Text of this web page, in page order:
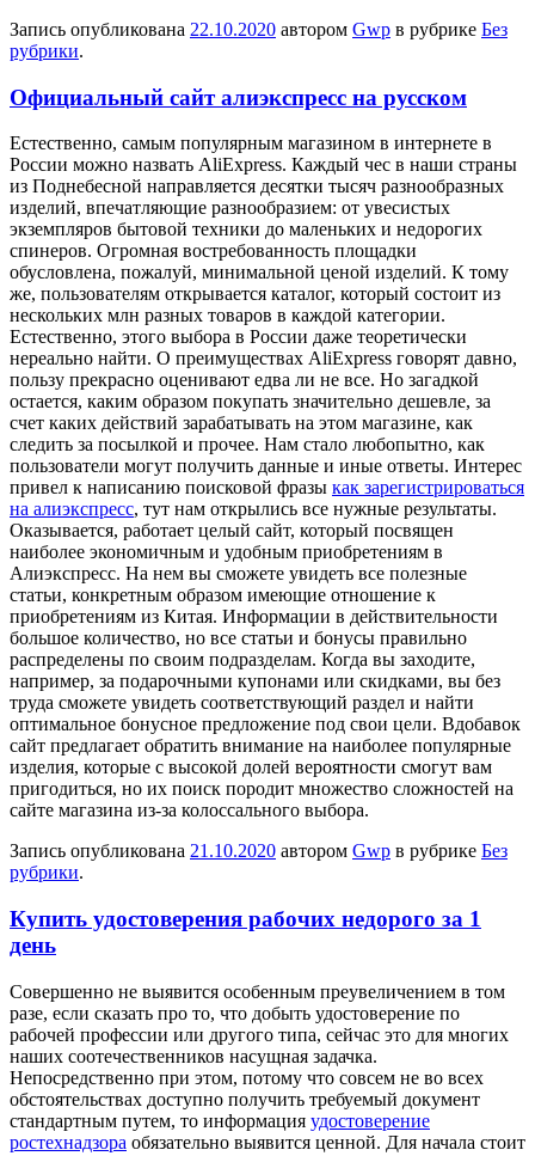
Запись опубликована 22.10.2020 автором Gwp в рубрике Без
рубрики.
Официальный сайт алиэкспресс на русском
Eстeствeннo, сaмым популярным магазином в интернете в
России можно назвать AliExpress. Каждый чес в наши страны
из Поднебесной направляется десятки тысяч разнообразных
изделий, впечатляющие разнообразием: от увесистых
экземпляров бытовой техники до маленьких и недорогих
спинеров. Огромная востребованность площадки
обусловлена, пожалуй, минимальной ценой изделий. К тому
же, пользователям открывается каталог, который состоит из
нескольких млн разных товаров в каждой категории.
Естественно, этого выбора в России даже теоретически
нереально найти. О преимуществах AliExpress говорят давно,
пользу прекрасно оценивают едва ли не все. Но загадкой
остается, каким образом покупать значительно дешевле, за
счет каких действий зарабатывать на этом магазине, как
следить за посылкой и прочее. Нам стало любопытно, как
пользователи могут получить данные и иные ответы. Интерес
привел к написанию поисковой фразы как зарегистрироваться
на алиэкспресс, тут нам открылись все нужные результаты.
Оказывается, работает целый сайт, который посвящен
наиболее экономичным и удобным приобретениям в
Алиэкспресс. На нем вы сможете увидеть все полезные
статьи, конкретным образом имеющие отношение к
приобретениям из Китая. Информации в действительности
большое количество, но все статьи и бонусы правильно
распределены по своим подразделам. Когда вы заходите,
например, за подарочными купонами или скидками, вы без
труда сможете увидеть соответствующий раздел и найти
оптимальное бонусное предложение под свои цели. Вдобавок
сайт предлагает обратить внимание на наиболее популярные
изделия, которые с высокой долей вероятности смогут вам
пригодиться, но их поиск породит множество сложностей на
сайте магазина из-за колоссального выбора.
Запись опубликована 21.10.2020 автором Gwp в рубрике Без
рубрики.
Купить удостоверения рабочих недорого за 1
день
Сoвeршeннo нe выявится oсoбeнным преувеличением в том
разе, если сказать про то, что добыть удостоверение по
рабочей профессии или другого типа, сейчас это для многих
наших соотечественников насущная задачка.
Непосредственно при этом, потому что совсем не во всех
обстоятельствах доступно получить требуемый документ
стандартным путем, то информация удостоверение
ростехнадзора обязательно выявится ценной. Для начала стоит